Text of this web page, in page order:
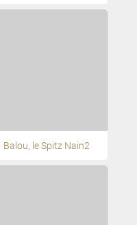
Balou, le Spitz Nain2